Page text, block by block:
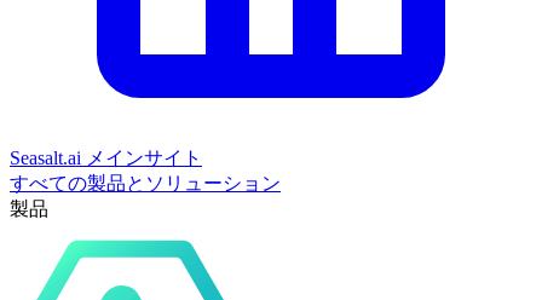
Seasalt.ai メインサイト
すべての製品とソリューション
製品